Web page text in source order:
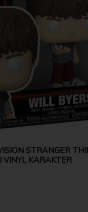
STRANGER
VINYL KARAKTER